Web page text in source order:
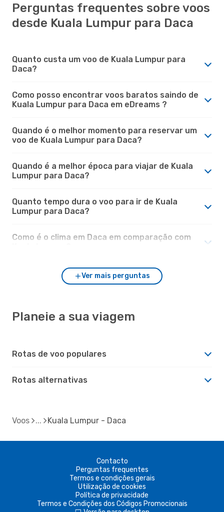
Perguntas frequentes sobre voos
desde Kuala Lumpur para Daca
Quanto custa um voo de Kuala Lumpur para
Daca?
Como posso encontrar voos baratos saindo de
Kuala Lumpur para Daca em eDreams ?
Quando é o melhor momento para reservar um
voo de Kuala Lumpur para Daca?
Quando é a melhor época para viajar de Kuala
Lumpur para Daca?
Quanto tempo dura o voo para ir de Kuala
Lumpur para Daca?
Como é o clima em Daca em comparação com
Ver mais perguntas
Planeie a sua viagem
Rotas de voo populares
Rotas alternativas
Voos Kuala Lumpur - Daca
Contacto
Perguntas frequentes
Termos e condições gerais
Utilização de cookies
Política de privacidade
Termos e Condições dos Códigos Promocionais